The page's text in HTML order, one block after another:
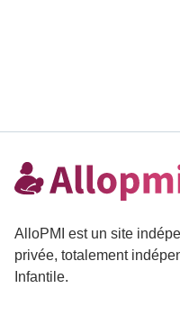
AlloPMI est un site
privée, totalement
Infantile.